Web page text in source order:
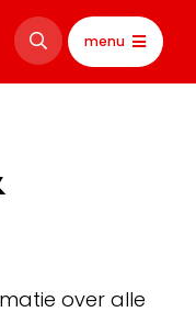
menu
over alle